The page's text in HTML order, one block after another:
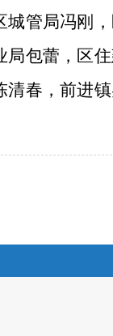
城管局冯刚
局包蕾，区
清春，前进